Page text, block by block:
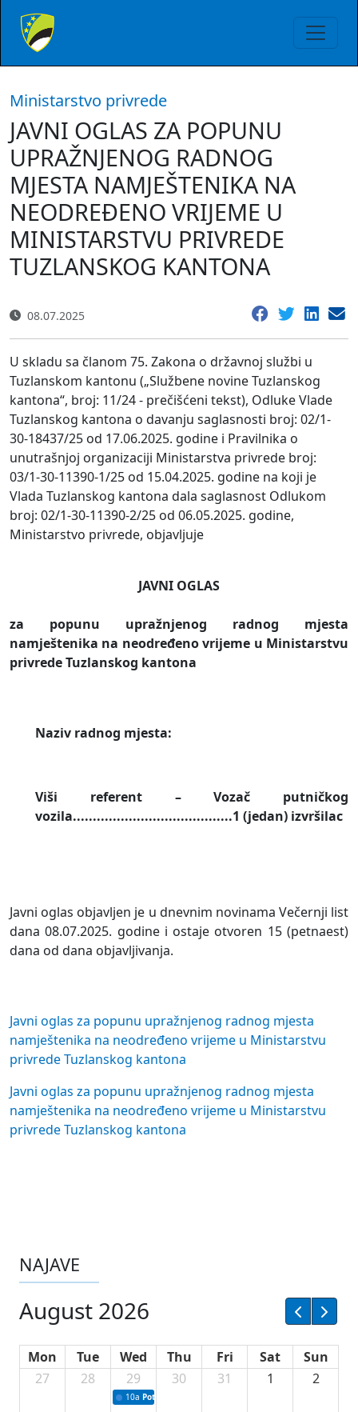
Ministarstvo privrede
JAVNI OGLAS ZA POPUNU
UPRAŽNJENOG RADNOG
MJESTA NAMJEŠTENIKA NA
NEODREĐENO VRIJEME U
MINISTARSTVU PRIVREDE
TUZLANSKOG KANTONA
08.07.2025
U skladu sa članom 75. Zakona o državnoj službi u
Tuzlanskom kantonu („Službene novine Tuzlanskog
kantona“, broj: 11/24 - prečišćeni tekst), Odluke Vlade
Tuzlanskog kantona o davanju saglasnosti broj: 02/1-
30-18437/25 od 17.06.2025. godine i Pravilnika o
unutrašnjoj organizaciji Ministarstva privrede broj:
03/1-30-11390-1/25 od 15.04.2025. godine na koji je
Vlada Tuzlanskog kantona dala saglasnost Odlukom
broj: 02/1-30-11390-2/25 od 06.05.2025. godine,
Ministarstvo privrede, objavljuje
JAVNI OGLAS
za popunu upražnjenog radnog mjesta
namještenika na neodređeno vrijeme u Ministarstvu
privrede Tuzlanskog kantona
Naziv radnog mjesta:
Viši referent – Vozač putničkog
vozila........................................1 (jedan) izvršilac
Javni oglas objavljen je u dnevnim novinama Večernji list
dana 08.07.2025. godine i ostaje otvoren 15 (petnaest)
dana od dana objavljivanja.
Javni oglas za popunu upražnjenog radnog mjesta
namještenika na neodređeno vrijeme u Ministarstvu
privrede Tuzlanskog kantona
Javni oglas za popunu upražnjenog radnog mjesta
namještenika na neodređeno vrijeme u Ministarstvu
privrede Tuzlanskog kantona
NAJAVE
August 2026
Mon Tue Wed Thu Fri Sat
Sun
27
28 29
10a Potpisivanje ugovora sa neprofitnim
30 31 1 2